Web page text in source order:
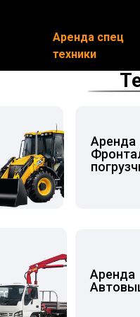
Аренда спец
техники
Аренда спец
техники
Аренда
Аренда